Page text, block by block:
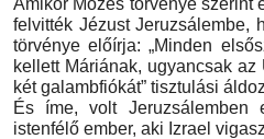
felvitték Jézust Jeruzsálembe,
törvénye előírja: „Minden
kellett Máriának, ugyancsak
két galambfiókát” tisztulási
És íme, volt
istenfélő ember, aki Izrael